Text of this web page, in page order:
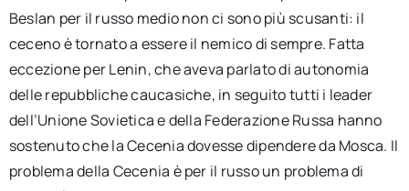
Beslan per il russo medio non ci sono più scusanti: il
ceceno è tornato a essere il nemico di sempre. Fatta
eccezione per Lenin, che aveva parlato di autonomia
delle repubbliche caucasiche, in seguito tutti i leader
dell’Unione Sovietica e della Federazione Russa hanno
sostenuto che la Cecenia dovesse dipendere da Mosca. Il
problema della Cecenia è per il russo un problema di